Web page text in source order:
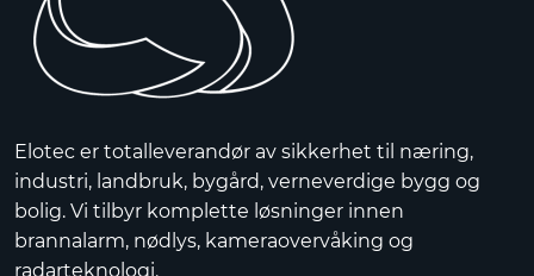
Elotec er totalleverandør av sikkerhet til næring,
industri, landbruk, bygård, verneverdige bygg og
bolig. Vi tilbyr komplette løsninger innen
brannalarm, nødlys, kameraovervåking og
radarteknologi.